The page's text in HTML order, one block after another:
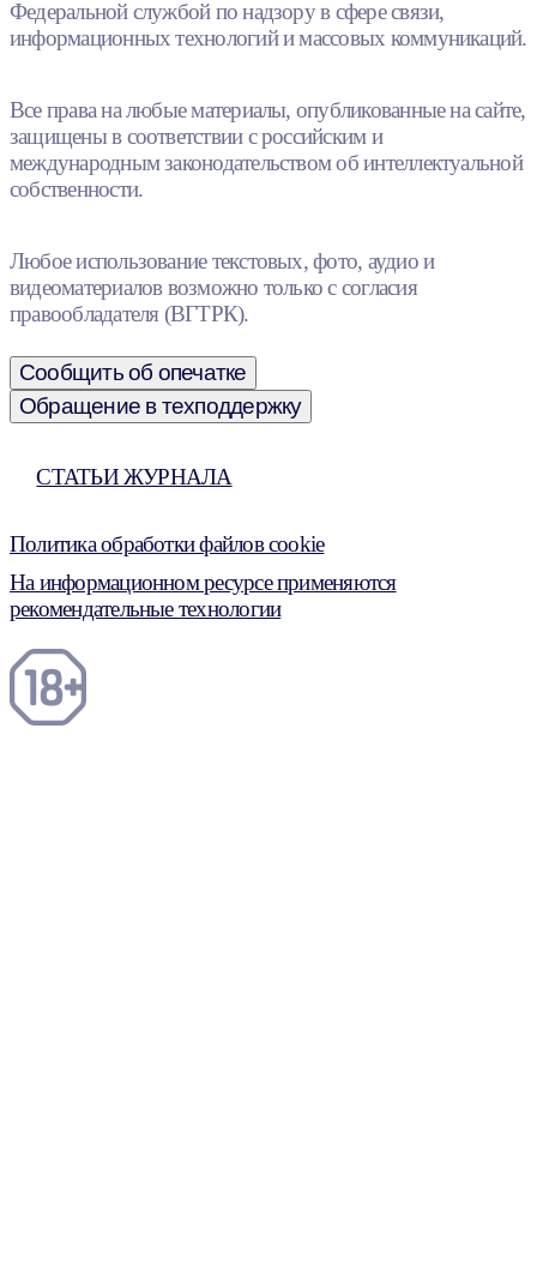
Федеральной службой по надзору в сфере связи,
информационных технологий и массовых коммуникаций.
Все права на любые материалы, опубликованные на сайте,
защищены в соответствии с российским и
международным законодательством об интеллектуальной
собственности.
Любое использование текстовых, фото, аудио и
видеоматериалов возможно только с согласия
правообладателя (ВГТРК).
Сообщить об опечатке
Обращение в техподдержку
СТАТЬИ ЖУРНАЛА
Политика обработки файлов cookie
На информационном ресурсе применяются
рекомендательные технологии